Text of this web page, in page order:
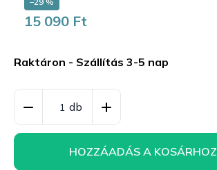
15 090 Ft
Raktáron - Szállítás 3-5 nap
HOZZÁADÁS A KOSÁRHOZ